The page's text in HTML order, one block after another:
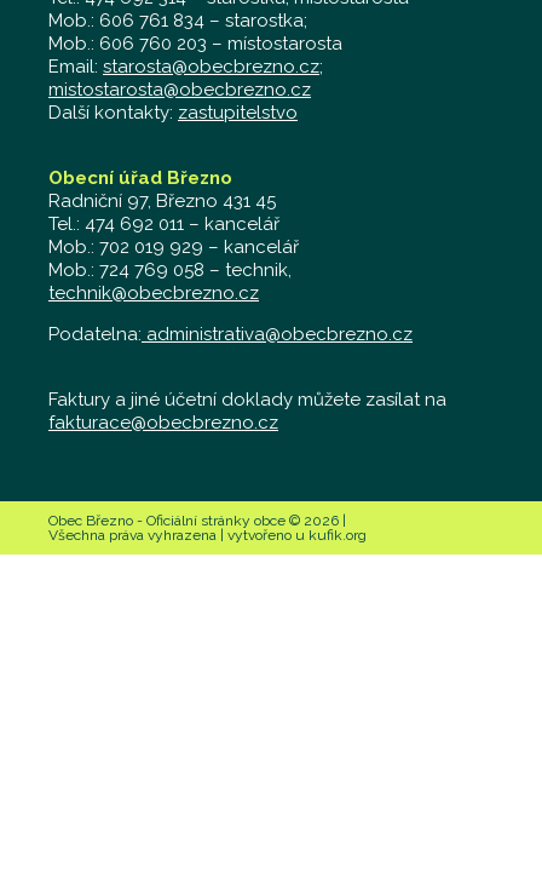
Mob.: 606 761 834 – starostka;
Mob.: 606 760 203 – místostarosta
Email: starosta@obecbrezno.cz;
mistostarosta@obecbrezno.cz
Další kontakty: zastupitelstvo
Obecní úřad Březno
Radniční 97, Březno 431 45
Tel.: 474 692 011 – kancelář
Mob.: 702 019 929 – kancelář
Mob.: 724 769 058 – technik,
technik@obecbrezno.cz
Podatelna: administrativa@obecbrezno.cz
Faktury a jiné účetní doklady můžete zasílat na
fakturace@obecbrezno.cz
Obec Březno - Oficiální stránky obce © 2026 |
Všechna práva vyhrazena | vytvořeno u kufik.org